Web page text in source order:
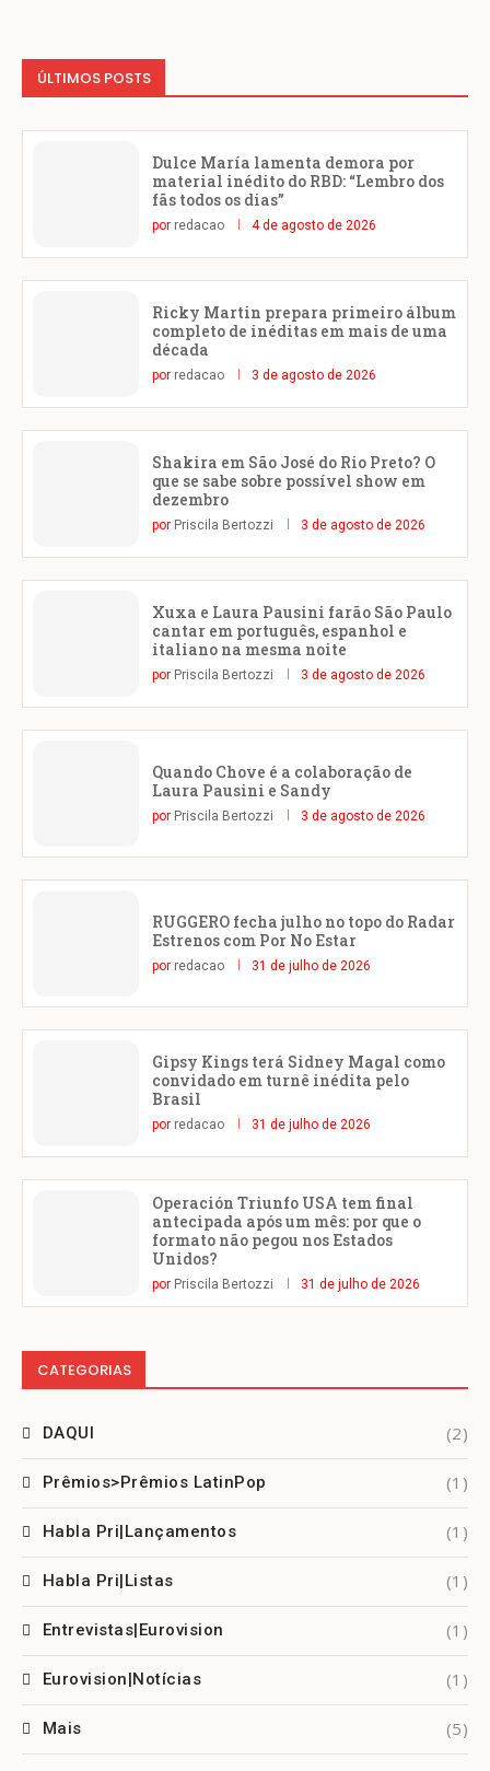
ÚLTIMOS POSTS
Dulce María lamenta demora por
material inédito do RBD: “Lembro dos
fãs todos os dias”
por redacao 4 de agosto de 2026
Ricky Martin prepara primeiro álbum
completo de inéditas em mais de uma
década
por redacao 3 de agosto de 2026
Shakira em São José do Rio Preto? O
que se sabe sobre possível show em
dezembro
por Priscila Bertozzi 3 de agosto de 2026
Xuxa e Laura Pausini farão São Paulo
cantar em português, espanhol e
italiano na mesma noite
por Priscila Bertozzi 3 de agosto de 2026
Quando Chove é a colaboração de
Laura Pausini e Sandy
por Priscila Bertozzi 3 de agosto de 2026
RUGGERO fecha julho no topo do Radar
Estrenos com Por No Estar
por redacao 31 de julho de 2026
Gipsy Kings terá Sidney Magal como
convidado em turnê inédita pelo
Brasil
por redacao 31 de julho de 2026
Operación Triunfo USA tem final
antecipada após um mês: por que o
formato não pegou nos Estados
Unidos?
por Priscila Bertozzi 31 de julho de 2026
CATEGORIAS
DAQUI (2)
Prêmios>Prêmios LatinPop (1)
Habla Pri|Lançamentos (1)
Habla Pri|Listas (1)
Entrevistas|Eurovision (1)
Eurovision|Notícias (1)
Mais (5)